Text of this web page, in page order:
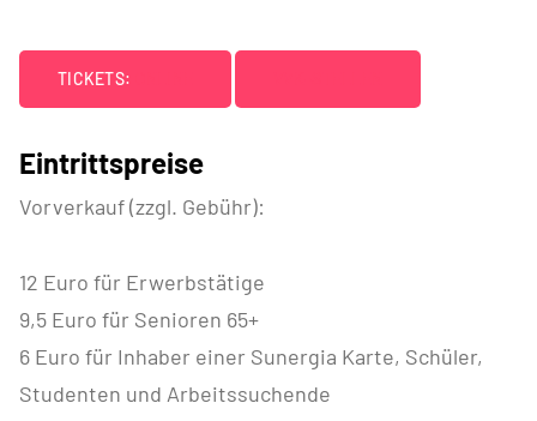
TICKETS:
Eintrittspreise
Vorverkauf (zzgl. Gebühr):
12 Euro für Erwerbstätige
9,5 Euro für Senioren 65+
6 Euro für Inhaber einer Sunergia Karte, Schüler,
Studenten und Arbeitssuchende